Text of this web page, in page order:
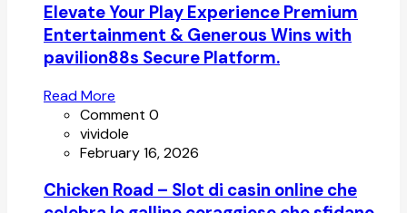
Elevate Your Play Experience Premium
Entertainment & Generous Wins with
pavilion88s Secure Platform.
Read More
Comment 0
vividole
February 16, 2026
Chicken Road – Slot di casin online che